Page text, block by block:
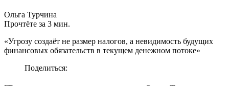
Ольга Турчина
Прочтёте за 3 мин.
«Угрозу создаёт не размер налогов, а невидимость будущих
финансовых обязательств в текущем денежном потоке»
Поделиться: